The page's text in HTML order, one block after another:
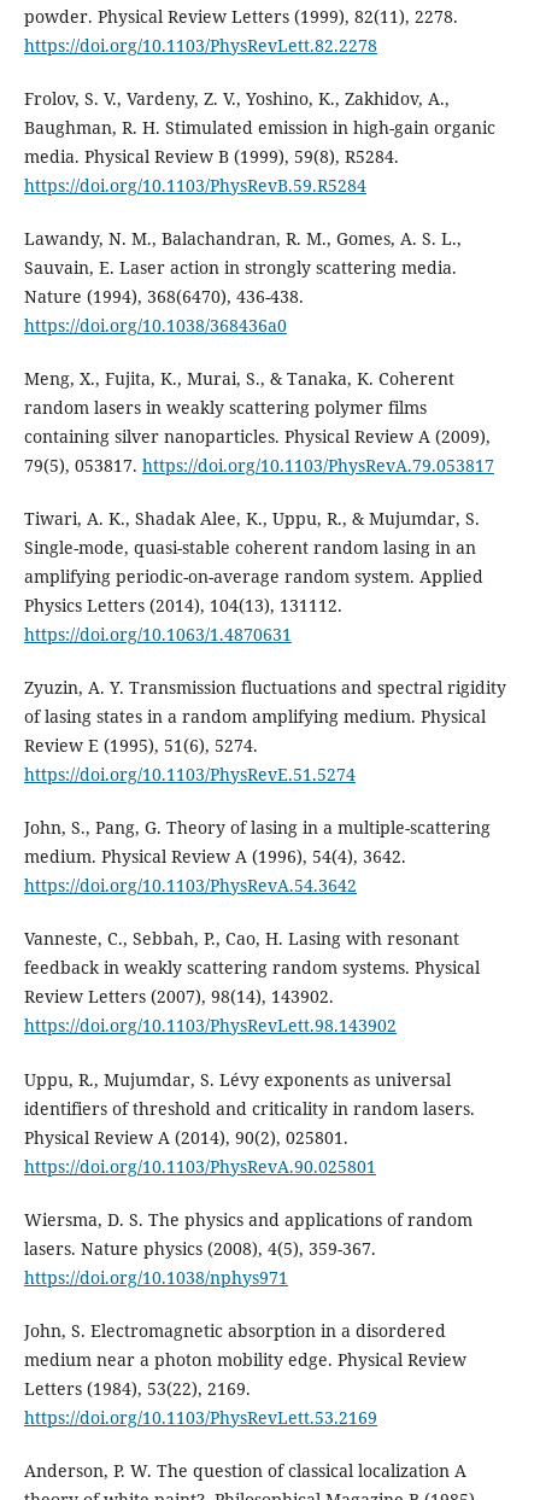
powder. Physical Review Letters (1999), 82(11), 2278.
https://doi.org/10.1103/PhysRevLett.82.2278
Frolov, S. V., Vardeny, Z. V., Yoshino, K., Zakhidov, A.,
Baughman, R. H. Stimulated emission in high-gain organic
media. Physical Review B (1999), 59(8), R5284.
https://doi.org/10.1103/PhysRevB.59.R5284
Lawandy, N. M., Balachandran, R. M., Gomes, A. S. L.,
Sauvain, E. Laser action in strongly scattering media.
Nature (1994), 368(6470), 436-438.
https://doi.org/10.1038/368436a0
Meng, X., Fujita, K., Murai, S., & Tanaka, K. Coherent
random lasers in weakly scattering polymer films
containing silver nanoparticles. Physical Review A (2009),
79(5), 053817. https://doi.org/10.1103/PhysRevA.79.053817
Tiwari, A. K., Shadak Alee, K., Uppu, R., & Mujumdar, S.
Single-mode, quasi-stable coherent random lasing in an
amplifying periodic-on-average random system. Applied
Physics Letters (2014), 104(13), 131112.
https://doi.org/10.1063/1.4870631
Zyuzin, A. Y. Transmission fluctuations and spectral rigidity
of lasing states in a random amplifying medium. Physical
Review E (1995), 51(6), 5274.
https://doi.org/10.1103/PhysRevE.51.5274
John, S., Pang, G. Theory of lasing in a multiple-scattering
medium. Physical Review A (1996), 54(4), 3642.
https://doi.org/10.1103/PhysRevA.54.3642
Vanneste, C., Sebbah, P., Cao, H. Lasing with resonant
feedback in weakly scattering random systems. Physical
Review Letters (2007), 98(14), 143902.
https://doi.org/10.1103/PhysRevLett.98.143902
Uppu, R., Mujumdar, S. Lévy exponents as universal
identifiers of threshold and criticality in random lasers.
Physical Review A (2014), 90(2), 025801.
https://doi.org/10.1103/PhysRevA.90.025801
Wiersma, D. S. The physics and applications of random
lasers. Nature physics (2008), 4(5), 359-367.
https://doi.org/10.1038/nphys971
John, S. Electromagnetic absorption in a disordered
medium near a photon mobility edge. Physical Review
Letters (1984), 53(22), 2169.
https://doi.org/10.1103/PhysRevLett.53.2169
Anderson, P. W. The question of classical localization A